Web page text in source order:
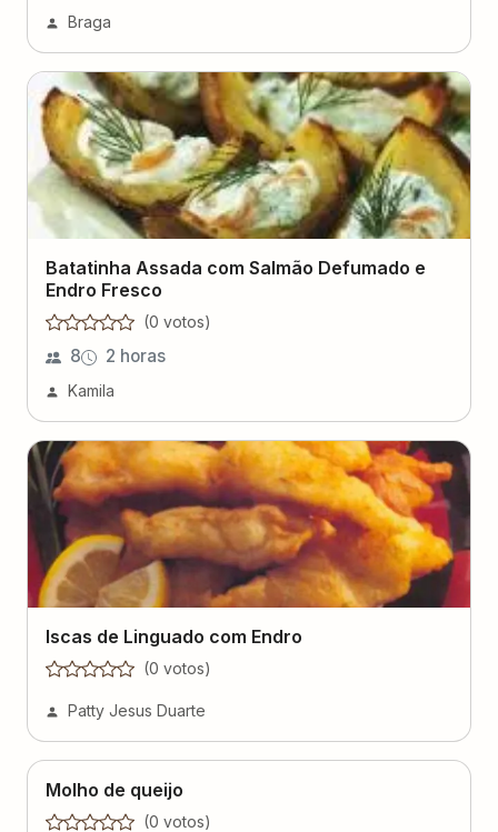
Braga
Batatinha Assada com Salmão Defumado e
Endro Fresco
(0 votos)
8 2 horas
Kamila
Iscas de Linguado com Endro
(0 votos)
Patty Jesus Duarte
Molho de queijo
(0 votos)